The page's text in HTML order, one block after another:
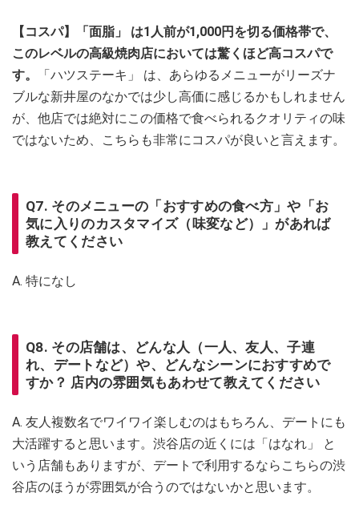
【コスパ】「面脂」 は1人前が1,000円を切る価格帯で、
このレベルの高級焼肉店においては驚くほど高コスパで
す。
「ハツステーキ」 は、あらゆるメニューがリーズナ
ブルな新井屋のなかでは少し高価に感じるかもしれません
が、他店では絶対にこの価格で食べられるクオリティの味
ではないため、こちらも非常にコスパが良いと言えます。
Q7. そのメニューの「おすすめの食べ方」や「お
気に入りのカスタマイズ（味変など）」があれば
教えてください
A. 特になし
Q8. その店舗は、どんな人（一人、友人、子連
れ、デートなど）や、どんなシーンにおすすめで
すか？ 店内の雰囲気もあわせて教えてください
A. 友人複数名でワイワイ楽しむのはもちろん、デートにも
大活躍すると思います。渋谷店の近くには「はなれ」 と
いう店舗もありますが、デートで利用するならこちらの渋
谷店のほうが雰囲気が合うのではないかと思います。